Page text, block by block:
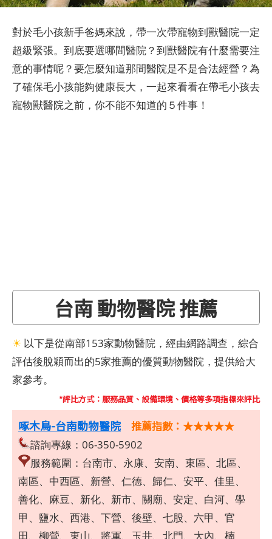
對於毛小孩新手爸媽來說，帶一次帶寵物到獸醫院一定
超級緊張。到底要選哪間醫院？到獸醫院有什麼需要注
意的事情呢？要怎麼知道那間醫院是不是合法經營？為
了確保毛小孩能夠健康長大，一起來看看在帶毛小孩去
寵物獸醫院之前，你不能不知道的５件事！
台南 動物醫院 推薦
☀ 以下是從南部153家動物醫院，經由網路調查，綜合
評估後脫穎而出的5家推薦的優質動物醫院，提供給大
家參考。
*評比方式：服務品質、設備環境、價格等多項指標來評比
啄木鳥-台南動物醫院 推薦指數：★★★★★
諮詢專線：06-350-5902
服務範圍：台南市、永康、安南、東區、北區、
南區、中西區、新營、仁德、歸仁、安平、佳里、
善化、麻豆、新化、新市、關廟、安定、白河、學
甲、鹽水、西港、下營、後壁、七股、六甲、官
田、柳營、東山、將軍、玉井、北門、大內、楠